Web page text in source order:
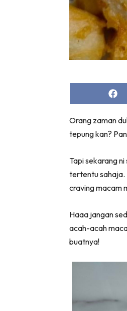
Share
on
Orang zaman
tepung kan?
Tapi sekarang
tertentu sahaja.
craving macam
Haaa jangan
acah-acah
buatnya!